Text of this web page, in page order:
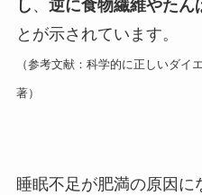
し 、 逆に食物繊維やたん
とが示されています。
（参考文献：科学的に正しいダ
著）
睡眠不足が肥満の原因